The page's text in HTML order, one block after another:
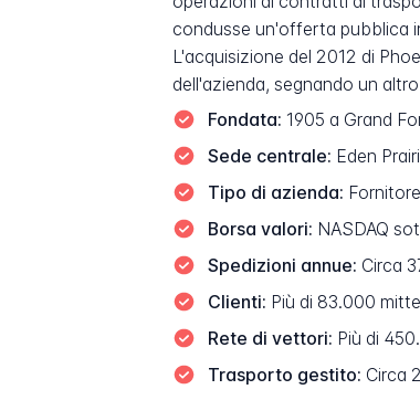
condusse un'offerta pubblica
L'acquisizione del 2012 di
dell'azienda, segnando un
Fondata: 1905 a Grand
Sede centrale: Eden
Tipo di azienda:
Borsa valori: NASDAQ
Spedizioni annue: Circa
Clienti: Più di 83.000
Rete di vettori: Più di
Trasporto gestito: Circa